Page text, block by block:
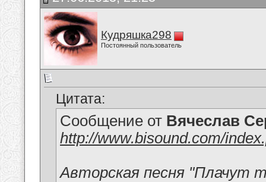
Кудряшка298
Постоянный пользователь
Цитата:
Сообщение от Вячеслав
http://www.bisound.com/
Авторская песня "Плачут